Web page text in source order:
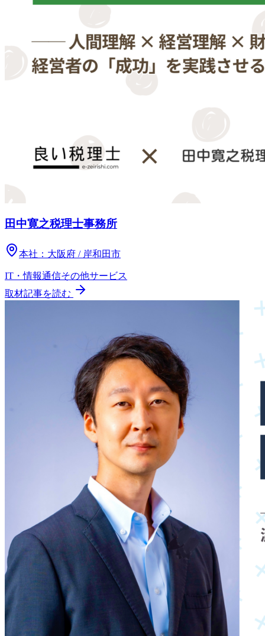
田中寛之税理士事務所
本社： 大阪府 / 岸和田市
IT・情報通信その他サービス
取材記事を読む